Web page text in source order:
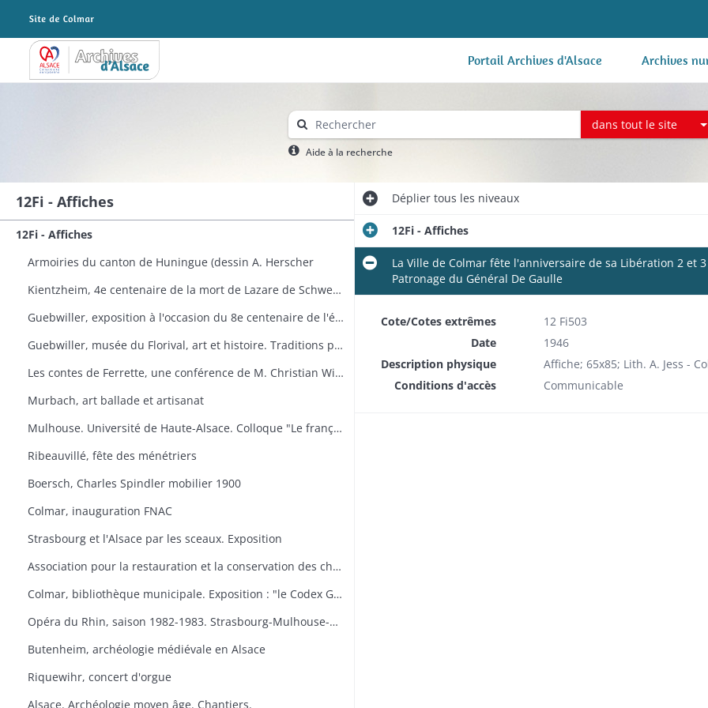
Archives Alsace - Colmar Portail Archives d'Alsace Archives
dans tout le site
Aide à la recherche
12Fi - Affiches
12Fi - Affiches
Armoiries du canton de Huningue (dessin A. Herscher
Kientzheim, 4e centenaire de la mort de Lazare de Schwendi
Guebwiller, exposition à l'occasion du 8e centenaire de l'église Saint-Léger
Guebwiller, musée du Florival, art et histoire. Traditions populaires céramiques de Théodore Deck
Les contes de Ferrette, une conférence de M. Christian Wilsdorf.
Murbach, art ballade et artisanat
Mulhouse. Université de Haute-Alsace. Colloque "Le français en Alsace
Ribeauvillé, fête des ménétriers
Boersch, Charles Spindler mobilier 1900
Colmar, inauguration FNAC
Strasbourg et l'Alsace par les sceaux. Exposition
Association pour la restauration et la conservation des châteaux du canton de Wintzenheim. "Portes ouvertes au Plixbourg
Colmar, bibliothèque municipale. Exposition : "le Codex Guta Sintram et le monde des couvents de Marbach et de Schwartzenthann
Opéra du Rhin, saison 1982-1983. Strasbourg-Mulhouse-Colmar
Butenheim, archéologie médiévale en Alsace
Riquewihr, concert d'orgue
Alsace. Archéologie moyen âge. Chantiers.
Dépliertous les niveaux
12Fi - Affiches
La Ville de Colmar fête l'anniversaire de sa Libération 2
Patronage du Général De Gaulle
Cote/Cotes extrêmes
12 Fi503
Date
1946
Description physique
Affiche; 65x85; Lith. A. Jess -
Conditions d'accès
Communicable